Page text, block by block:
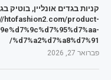
קניות בגדים אונליין,
htofashion2.com/product-
%d7%a2%d7%a8%d7%91/
פברואר 27, 2026